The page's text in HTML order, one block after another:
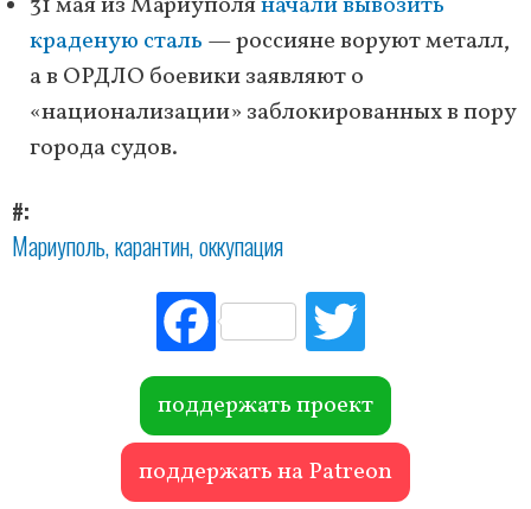
краденую сталь — россияне воруют металл,
а в ОРДЛО боевики заявляют о
«национализации» заблокированных в пору
города судов.
#
Мариуполь карантин оккупация
Fac
ebo
ok r
поддержать проект
поддержать на Patreon